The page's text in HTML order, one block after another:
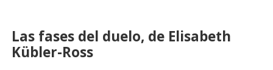
Las fases del duelo, de Elisabeth
Kübler-Ross